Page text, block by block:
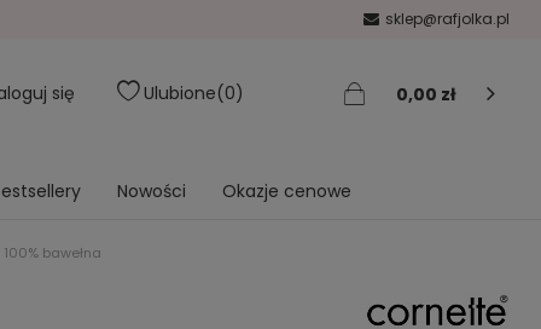
sklep@rafjolka.pl
się Ulubione 0 0,00 zł
Nowości Okazje cenowe
bawełna